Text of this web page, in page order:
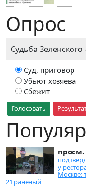
Опрос
Судьба Зеленского
Суд, приговор
Убьют хозяева
Сбежит
Голосовать
просм.
у
Москве:
21 раненый